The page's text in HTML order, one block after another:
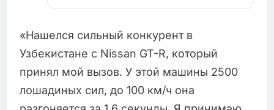
«Нашелся сильный конкурент в
Узбекистане с Nissan GT-R, который
принял мой вызов. У этой машины 2500
лошадиных сил, до 100 км/ч она